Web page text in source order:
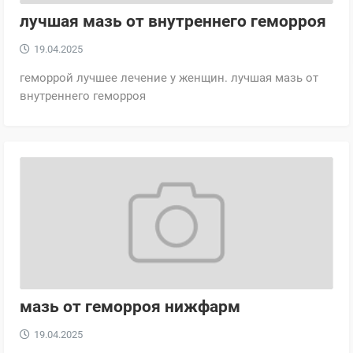
лучшая мазь от внутреннего геморроя
19.04.2025
геморрой лучшее лечение у женщин. лучшая мазь от
внутреннего геморроя
мазь от геморроя нижфарм
19.04.2025